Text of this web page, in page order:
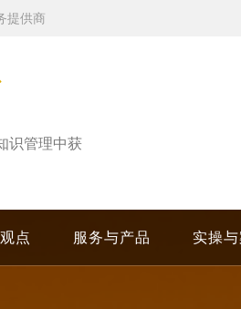
提供商
识管理中获
点 服务与产品 实操